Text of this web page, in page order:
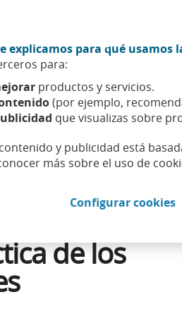
explicamos para qué usamos
para:
productos y servicios.
(por ejemplo,
que visualizas sobre
y publicidad está
más sobre el uso de
Configurar cookies
Sobre nosotros
sostenible Finanzas sostenibles, la
de los